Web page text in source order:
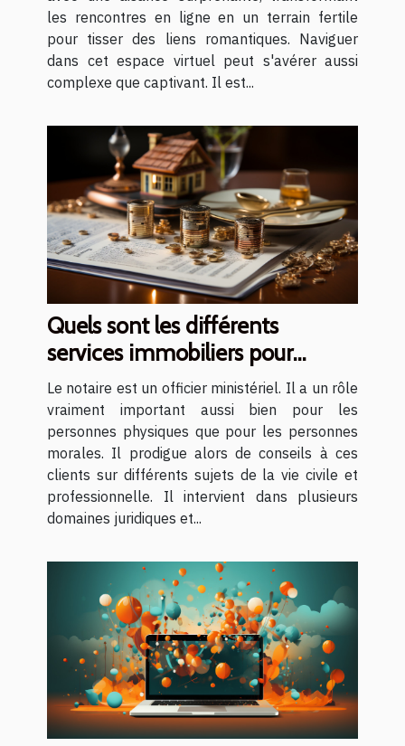
les rencontres en ligne en un terrain fertile
pour tisser des liens romantiques. Naviguer
dans cet espace virtuel peut s'avérer aussi
complexe que captivant. Il est...
Quels sont les différents
services immobiliers pour
lesquels il est judicieux de
recourir à un notaire ?
Le notaire est un officier ministériel. Il a un rôle
vraiment important aussi bien pour les
personnes physiques que pour les personnes
morales. Il prodigue alors de conseils à ces
clients sur différents sujets de la vie civile et
professionnelle. Il intervient dans plusieurs
domaines juridiques et...